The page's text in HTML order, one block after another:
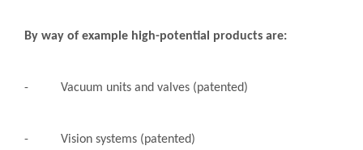
By way of example high-potential products are:
- Vacuum units and valves (patented)
- Vision systems (patented)